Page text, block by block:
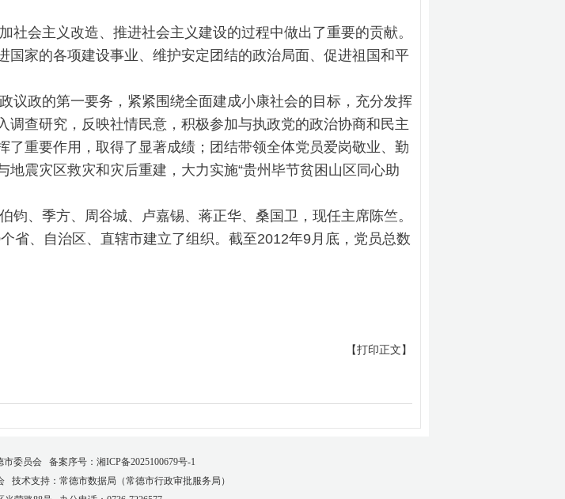
会主义改造、推进社会主义建设的过程中做出了重要的贡献。
家的各项建设事业、维护安定团结的政治局面、促进祖国和平
政的第一要务，紧紧围绕全面建成小康社会的目标，充分发挥
查研究，反映社情民意，积极参加与执政党的政治协商和民主
重要作用，取得了显著成绩；团结带领全体党员爱岗敬业、勤
震灾区救灾和灾后重建，大力实施“贵州毕节贫困山区同心助
、季方、周谷城、卢嘉锡、蒋正华、桑国卫，现任主席陈竺。
、自治区、直辖市建立了组织。截至2012年9月底，党员总数
【打印正文】
市委员会 备案序号： 湘ICP备2025100679号-1
技术支持：常德市数据局（常德市行政审批服务局）